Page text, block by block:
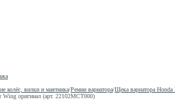
колёс, вилки и маятника/Ремни вариатора/Щека вариатора
оригинал (арт. 22102MCT000)